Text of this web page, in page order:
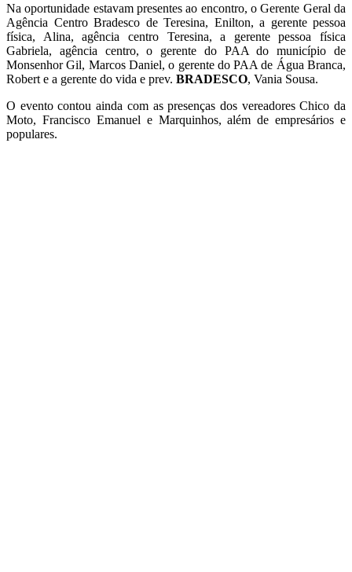
Na oportunidade estavam presentes ao encontro, o Gerente Geral da
Agência Centro Bradesco de Teresina, Enilton, a gerente pessoa
física, Alina, agência centro Teresina, a gerente pessoa física
Gabriela, agência centro, o gerente do PAA do município de
Monsenhor Gil, Marcos Daniel, o gerente do PAA de Água Branca,
Robert e a gerente do vida e prev. BRADESCO, Vania Sousa.
O evento contou ainda com as presenças dos vereadores Chico da
Moto, Francisco Emanuel e Marquinhos, além de empresários e
populares.